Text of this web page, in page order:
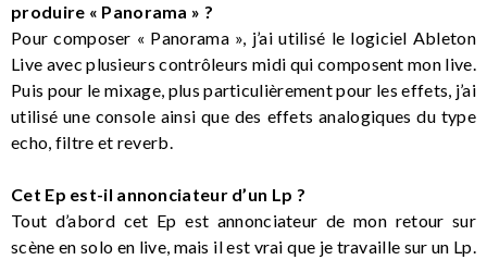
produire « Panorama » ?
Pour composer « Panorama », j’ai utilisé le logiciel Ableton
Live avec plusieurs contrôleurs midi qui composent mon live.
Puis pour le mixage, plus particulièrement pour les effets, j’ai
utilisé une console ainsi que des effets analogiques du type
echo, filtre et reverb.
Cet Ep est-il annonciateur d’un Lp ?
Tout d’abord cet Ep est annonciateur de mon retour sur
scène en solo en live, mais il est vrai que je travaille sur un Lp.